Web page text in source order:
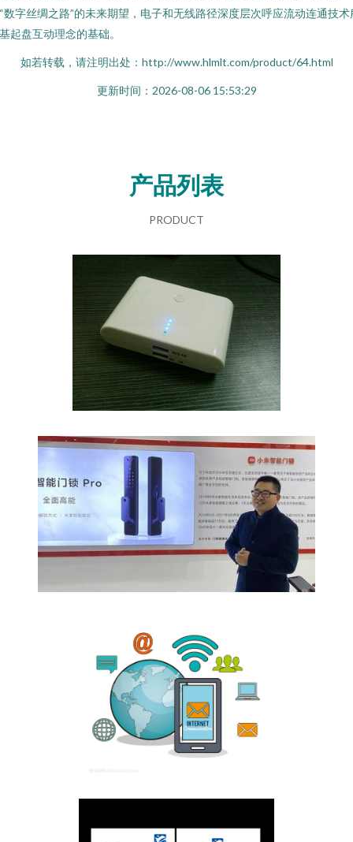
数字丝绸之路”的未来期望，电子和无线路径深度层次呼应流动连通技术
起盘互动理念的基础。
如若转载，请注明出处：http://www.hlmlt.com/product/64.html
更新时间：2026-08-06 15:53:29
产品列表
PRODUCT